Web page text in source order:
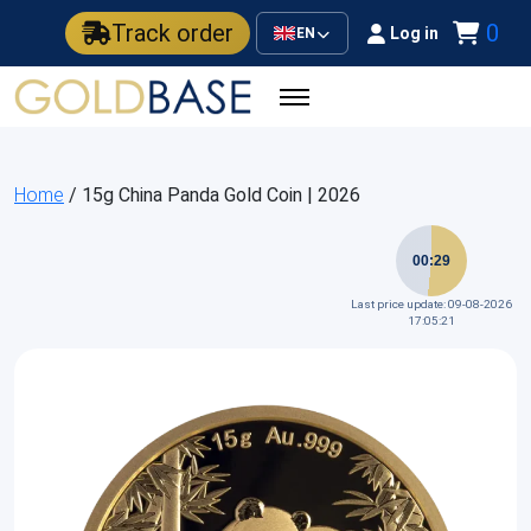
Track order EN Log in 0
Home / 15g China Panda Gold Coin | 2026
00:29
Last price update: 09-08-2026
17:05:21